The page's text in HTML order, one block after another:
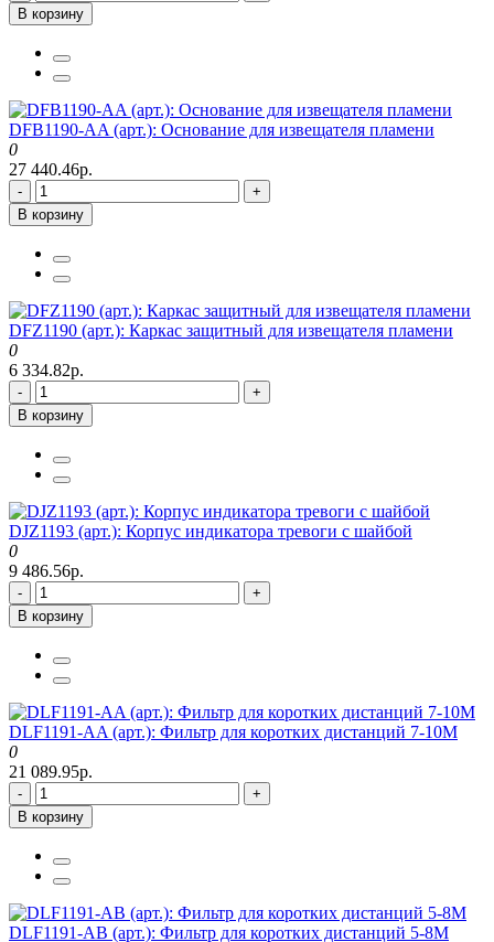
В корзину
DFB1190-AA (арт.): Основание для извещателя пламени
0
27 440.46р.
-
+
В корзину
DFZ1190 (арт.): Каркас защитный для извещателя пламени
0
6 334.82р.
-
+
В корзину
DJZ1193 (арт.): Корпус индикатора тревоги с шайбой
0
9 486.56р.
-
+
В корзину
DLF1191-AA (арт.): Фильтр для коротких дистанций 7-10M
0
21 089.95р.
-
+
В корзину
DLF1191-AB (арт.): Фильтр для коротких дистанций 5-8M